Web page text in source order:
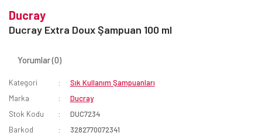
Ducray
Ducray Extra Doux Şampuan 100 ml
Yorumlar (0)
Kategori
Sık Kullanım Şampuanları
Marka
Ducray
Stok Kodu
DUC7234
Barkod
3282770072341